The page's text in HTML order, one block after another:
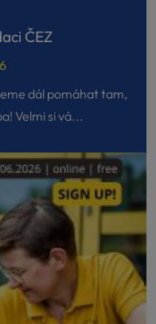
ČEZ
dál pomáhat tam,
Velmi si vá...